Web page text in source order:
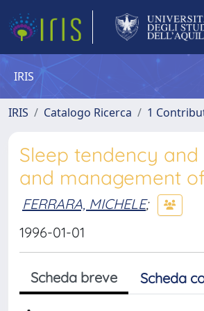
IRIS
IRIS Catalogo Ricerca 1
Sleep tendency
and management
FERRARA, MICHELE;
1996-01-01
Scheda breve Scheda